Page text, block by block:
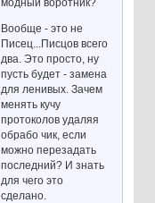
Вообще - это не
Писец...Писцов всего
два. Это просто, ну
пусть будет - замена
для ленивых. Зачем
менять кучу
протоколов удаляя
обрабо чик, если
можно перезадать
последний? И знать
для чего это
сделано.